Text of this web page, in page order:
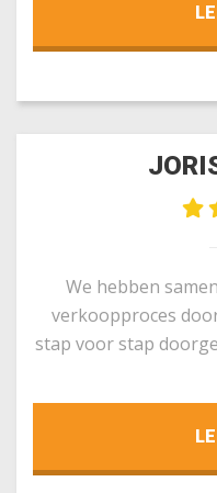
We hebben
verkoopproces
stap voor stap